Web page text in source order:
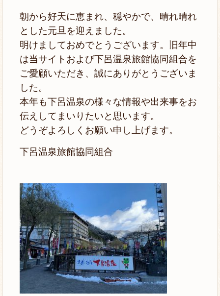
朝から好天に恵まれ、穏やかで、晴れ晴れ
とした元旦を迎えました。
明けましておめでとうございます。旧年中
は当サイトおよび下呂温泉旅館協同組合を
ご愛顧いただき、誠にありがとうございま
した。
本年も下呂温泉の様々な情報や出来事をお
伝えしてまいりたいと思います。
どうぞよろしくお願い申し上げます。
下呂温泉旅館協同組合